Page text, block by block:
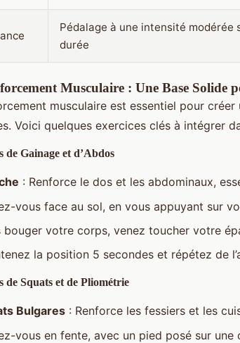
Pédalage à une intensité modérée
durée
Musculaire : Une Base Solide
musculaire est essentiel pour
Voici quelques exercices clés à intégrer
de Gainage et d’Abdos
: Renforce le dos et les abdominaux,
vous face au sol, en vous appuyant sur
bouger votre corps, venez toucher votre
la position 5 secondes et répétez de
de Squats et de Pliométrie
Bulgares : Renforce les fessiers et les
vous en fente, avec un pied posé sur une